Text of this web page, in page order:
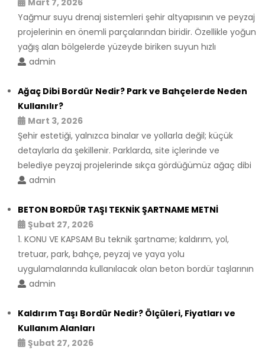
Yağmur suyu drenaj sistemleri şehir altyapısının ve peyzaj
projelerinin en önemli parçalarından biridir. Özellikle yoğun
yağış alan bölgelerde yüzeyde biriken suyun hızlı
admin
Ağaç Dibi Bordür Nedir? Park ve Bahçelerde Neden
Kullanılır?
Mart 3, 2026
Şehir estetiği, yalnızca binalar ve yollarla değil; küçük
detaylarla da şekillenir. Parklarda, site içlerinde ve
belediye peyzaj projelerinde sıkça gördüğümüz ağaç dibi
admin
BETON BORDÜR TAŞI TEKNİK ŞARTNAME METNİ
Şubat 27, 2026
1. KONU VE KAPSAM Bu teknik şartname; kaldırım, yol,
tretuar, park, bahçe, peyzaj ve yaya yolu
uygulamalarında kullanılacak olan beton bordür taşlarının
admin
Kaldırım Taşı Bordür Nedir? Ölçüleri, Fiyatları ve
Kullanım Alanları
Şubat 27, 2026